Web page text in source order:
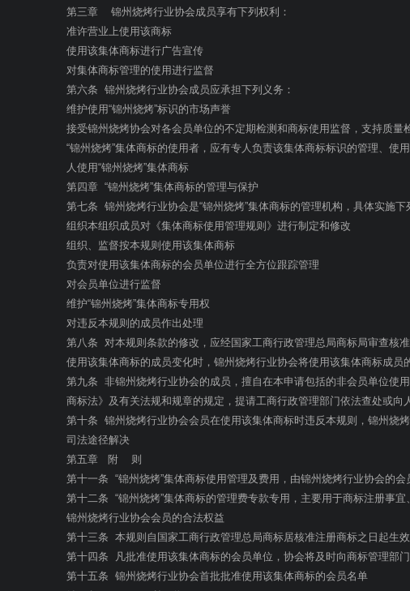
第三章 锦州烧烤行业协会成员享有下列权利：
准许营业上使用该商标
使用该集体商标进行广告宣传
对集体商标管理的使用进行监督
第六条 锦州烧烤行业协会成员应承担下列义务：
维护使用“锦州烧烤”标识的市场声誉
接受锦州烧烤协会对各会员单位的不定期检测和商标使用监督，支持质量
“锦州烧烤”集体商标的使用者，应有专人负责该集体商标标识的管理、使
人使用“锦州烧烤”集体商标
第四章 “锦州烧烤”集体商标的管理与保护
第七条 锦州烧烤行业协会是“锦州烧烤”集体商标的管理机构，具体实施下
组织本组织成员对《集体商标使用管理规则》进行制定和修改
组织、监督按本规则使用该集体商标
负责对使用该集体商标的会员单位进行全方位跟踪管理
对会员单位进行监督
维护“锦州烧烤”集体商标专用权
对违反本规则的成员作出处理
第八条 对本规则条款的修改，应经国家工商行政管理总局商标局审查核准
使用该集体商标的成员变化时，锦州烧烤行业协会将使用该集体商标成
第九条 非锦州烧烤行业协会的成员，擅自在本申请包括的非会员单位使
商标法》及有关法规和规章的规定，提请工商行政管理部门依法查处或
第十条 锦州烧烤行业协会会员在使用该集体商标时违反本规则，锦州烧
司法途径解决
第五章 附 则
第十一条 “锦州烧烤”集体商标使用管理及费用，由锦州烧烤行业协会的会
第十二条 “锦州烧烤”集体商标的管理费专款专用，主要用于商标注册事
锦州烧烤行业协会会员的合法权益
第十三条 本规则自国家工商行政管理总局商标居核准注册商标之日起生效
第十四条 凡批准使用该集体商标的会员单位，协会将及时向商标管理部
第十五条 锦州烧烤行业协会首批批准使用该集体商标的会员名单